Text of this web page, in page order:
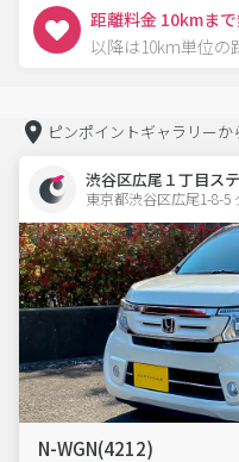
距離料金 10kmまで
以降は10km単位の
ピンポイントギャラリーか
渋谷区広尾１丁目ス
東京都渋谷区広尾1-8-5
N-WGN(4212)